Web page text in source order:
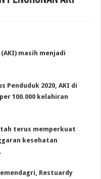
(AKI) masih menjadi
Penduduk 2020, AKI di
100.000 kelahiran
terus memperkuat
kesehatan
Restuardy